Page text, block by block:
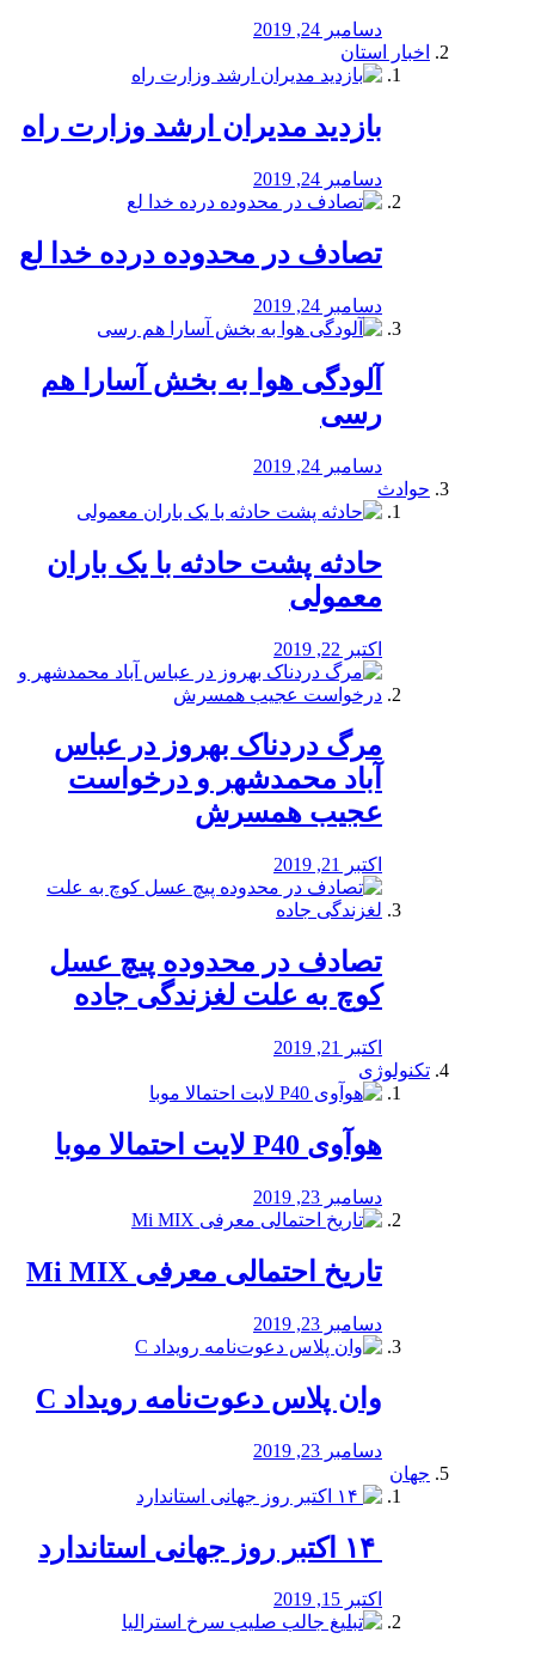
دسامبر 24, 2019
اخبار استان
بازدید مدیران ارشد وزارت راه
دسامبر 24, 2019
تصادف در محدوده درده خدا لع
دسامبر 24, 2019
آلودگی هوا به بخش آسارا هم
رسی
دسامبر 24, 2019
حوادث
️حادثه پشت حادثه با یک باران
معمولی
اکتبر 22, 2019
مرگ دردناک بهروز در عباس
آباد محمدشهر و درخواست
عجیب همسرش
اکتبر 21, 2019
تصادف در محدوده پیچ عسل
کوچ به علت لغزندگی جاده
اکتبر 21, 2019
تکنولوژی
هوآوی P40 لایت احتمالا موبا
دسامبر 23, 2019
تاریخ احتمالی معرفی Mi MIX
دسامبر 23, 2019
وان پلاس دعوت‌نامه رویداد C
دسامبر 23, 2019
جهان
اکتبر 15, 2019